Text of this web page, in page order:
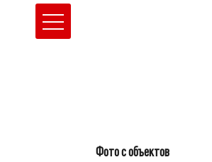
Фото с объектов